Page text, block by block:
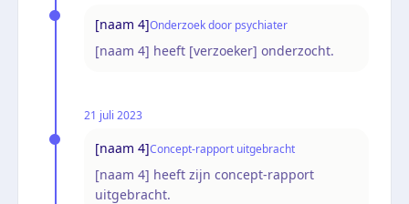
[naam 4]Onderzoek door psychiater
[naam 4] heeft [verzoeker] onderzocht.
21 juli 2023
[naam 4]Concept-rapport uitgebracht
[naam 4] heeft zijn concept-rapport
uitgebracht.